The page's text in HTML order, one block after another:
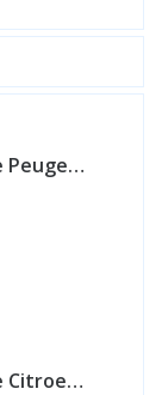
Injector Injectoare Peugeot 607 2.7 HDI 1999 - 2010 Cod 5U3Q-9K546-AA [MX0232]
Injector Injectoare Citroen C6 2.7 HDI 2005 - 2011 Cod 5U3Q-9K546-AA [MX0232]